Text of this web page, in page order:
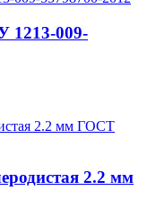
1213-009-
2.2 мм